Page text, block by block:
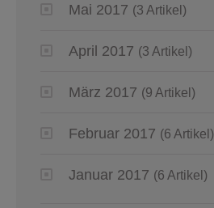
Mai 2017 (3 Artikel)
April 2017 (3 Artikel)
März 2017 (9 Artikel)
Februar 2017 (6 Artikel)
Januar 2017 (6 Artikel)